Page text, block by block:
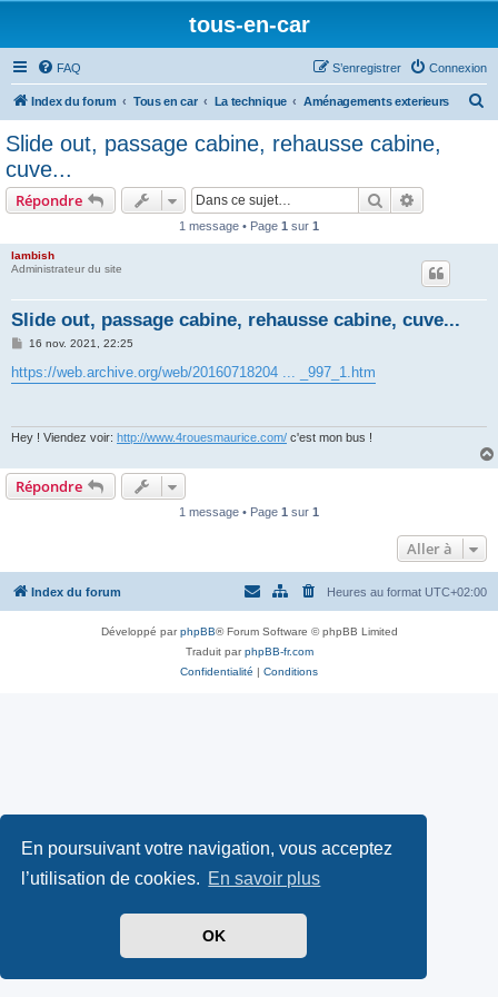
En poursuivant votre navigation, vous acceptez
l’utilisation de cookies. En savoir plus
OK
tous-en-car
FAQ Connexion
S’enregistrer
Index du forum Tous en car La technique Aménagements exterieurs
Slide out, passage cabine, rehausse cabine,
cuve...
Répondre Rechercher
1 message • Page 1 sur 1
lambish
Administrateur du site
Slide out, passage cabine, rehausse cabine, cuve...
M
s
s
16 nov. 2021, 22:25
https://web.archive.org/web/20160718204 ... _997_1.htm
Hey ! Viendez voir: http://www.4rouesmaurice.com/ c'est mon bus !
Répondre
1 message • Page 1 sur 1
Aller à
Index du forum Heures au format UTC+02:00
Développé parphpBB® Forum Software © phpBB Limited
Traduit parphpBB-fr.com
Confidentialité | Conditions